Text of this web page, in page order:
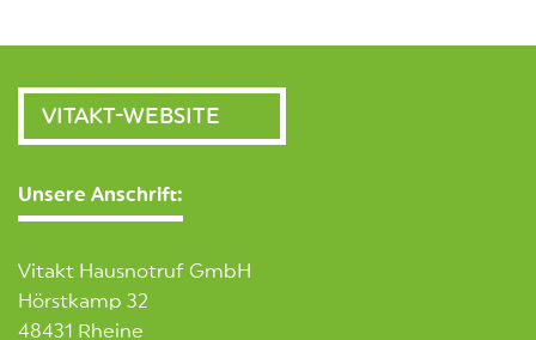
VITAKT-WEBSITE
Unsere Anschrift:
Vitakt Hausnotruf GmbH
Hörstkamp 32
48431 Rheine